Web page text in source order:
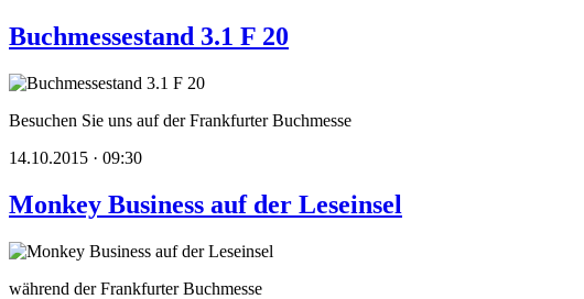
Buchmessestand 3.1 F 20
Besuchen Sie uns auf der Frankfurter Buchmesse
14.10.2015 · 09:30
Monkey Business auf der Leseinsel
während der Frankfurter Buchmesse